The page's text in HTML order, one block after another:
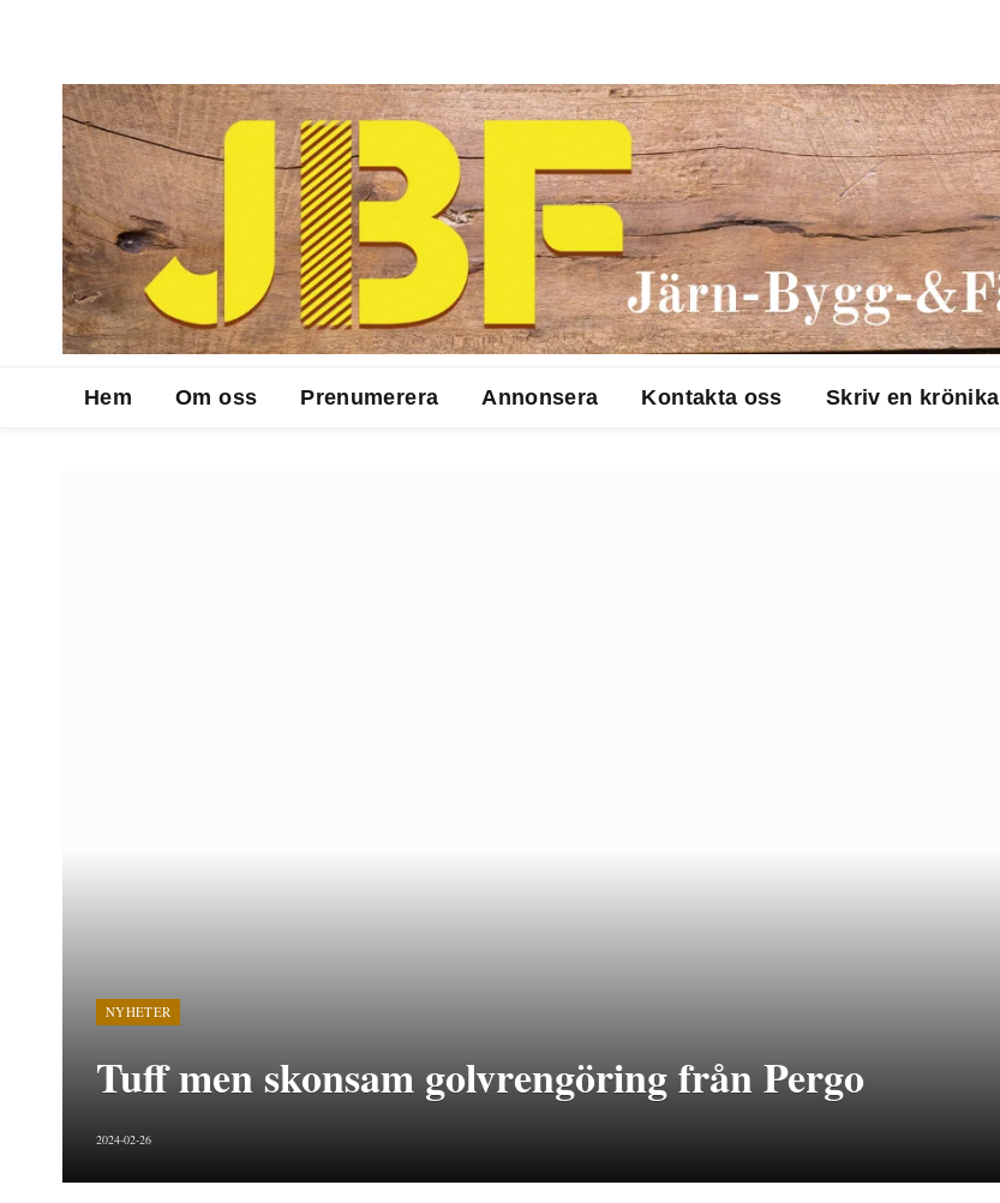
Hem Om oss Prenumerera Annonsera Kontakta oss Skriv en krönika
NYHETER
Tuff men skonsam golvrengöring från Pergo
2024-02-26